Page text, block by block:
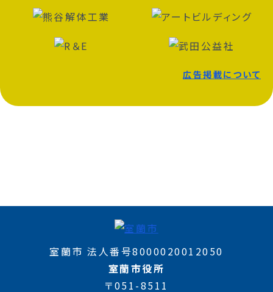
広告掲載について
室蘭市 法人番号8000020012050
室蘭市役所
〒051-8511